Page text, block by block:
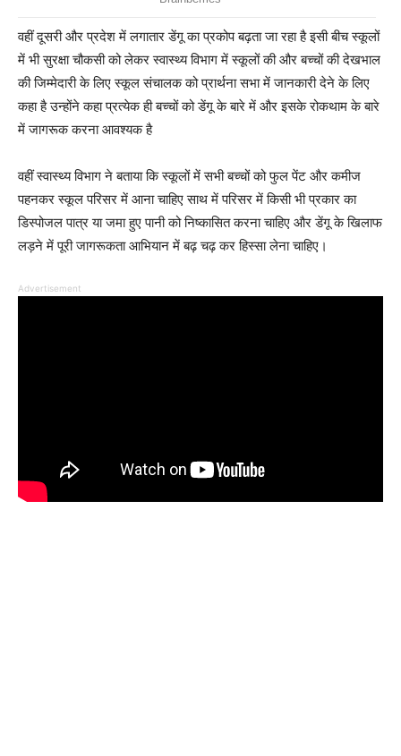
वहीं दूसरी और प्रदेश में लगातार डेंगू का प्रकोप बढ़ता जा रहा है इसी बीच स्कूलों
में भी सुरक्षा चौकसी को लेकर स्वास्थ्य विभाग में स्कूलों की और बच्चों की देखभाल
की जिम्मेदारी के लिए स्कूल संचालक को प्रार्थना सभा में जानकारी देने के लिए
कहा है उन्होंने कहा प्रत्येक ही बच्चों को डेंगू के बारे में और इसके रोकथाम के बारे
में जागरूक करना आवश्यक है
वहीं स्वास्थ्य विभाग ने बताया कि स्कूलों में सभी बच्चों को फुल पेंट और कमीज
पहनकर स्कूल परिसर में आना चाहिए साथ में परिसर में किसी भी प्रकार का
डिस्पोजल पात्र या जमा हुए पानी को निष्कासित करना चाहिए और डेंगू के खिलाफ
लड़ने में पूरी जागरूकता आभियान में बढ़ चढ़ कर हिस्सा लेना चाहिए।
Advertisement